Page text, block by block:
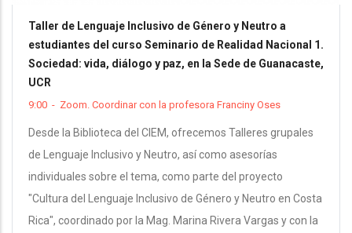
Taller de Lenguaje Inclusivo de Género y Neutro a
estudiantes del curso Seminario de Realidad Nacional 1.
Sociedad: vida, diálogo y paz, en la Sede de Guanacaste,
UCR
9:00 - Zoom. Coordinar con la profesora Franciny Oses
Desde la Biblioteca del CIEM, ofrecemos Talleres grupales
de Lenguaje Inclusivo y Neutro, así como asesorías
individuales sobre el tema, como parte del proyecto
"Cultura del Lenguaje Inclusivo de Género y Neutro en Costa
Rica", coordinado por la Mag. Marina Rivera Vargas y con la